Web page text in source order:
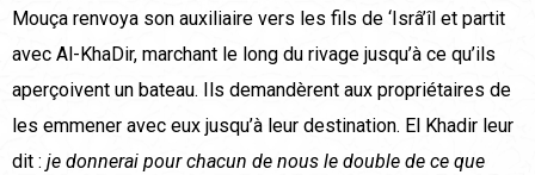
Mouça renvoya son auxiliaire vers les fils de ‘Isrâ’îl et partit
avec Al-KhaDir, marchant le long du rivage jusqu’à ce qu’ils
aperçoivent un bateau. Ils demandèrent aux propriétaires de
les emmener avec eux jusqu’à leur destination. El Khadir leur
dit : je donnerai pour chacun de nous le double de ce que